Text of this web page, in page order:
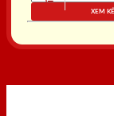
XEM